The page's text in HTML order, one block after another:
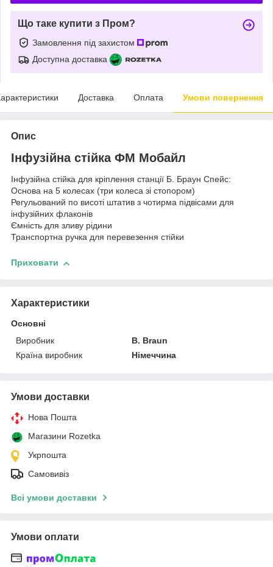
Що таке купити з Пром?
Замовлення під захистом
Доступна доставка
Доставка Оплата Умови повернення
Опис
Інфузійна стійка ФМ Мобайл
Інфузійна стійка для кріплення станції Б. Браун Спейс:
Основа на 5 колесах (три колеса зі стопором)
Регульований по висоті штатив з чотирма підвісами для
інфузійних флаконів
Ємність для зливу рідини
Транспортна ручка для перевезення стійки
Приховати
Характеристики
Основні
Виробник
B. Braun
Країна виробник
Німеччина
Умови доставки
Нова Пошта
Магазини Rozetka
Укрпошта
Самовивіз
Всі умови доставки
Умови оплати